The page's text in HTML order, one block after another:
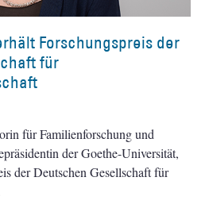
Forschungspreis der
für
für Familienforschung und
der Goethe-Universität,
der Deutschen Gesellschaft für